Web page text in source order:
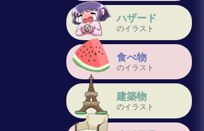
ハザード
のイラスト
食べ物
のイラスト
建築物
のイラスト